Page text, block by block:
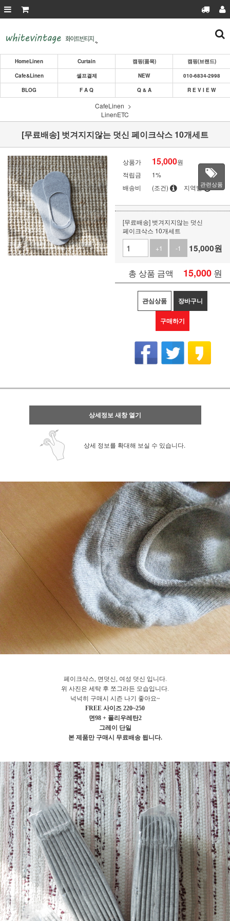
HomeLinen Curtain 캠핑(품목)
캠핑(브랜드)
Cafe&Linen
셀프결제 NEW
010-6834-2998
BLOG
F A Q Q & A R E V I E W
CafeLinen
LinenETC
[무료배송] 벗겨지지않는 덧신 페이크삭스 10개세트
상품가 15,000원
적립금
1%
배송비
(조건) 지역별관련상품
[무료배송] 벗겨지지않는 덧신
페이크삭스 10개세트
+1
-1 15,000원
총 상품 금액 15,000 원
관심상품 장바구니
구매하기
상세정보 새창 열기
상세 정보를 확대해 보실 수 있습니다.
페이크삭스, 면덧신, 여성 덧신 입니다.
위 사진은 세탁 후 쪼그라든 모습입니다.
넉넉히 구매시 시즌 나기 좋아요~
FREE 사이즈 220~250
면98 + 폴리우레탄2
그레이 단일
본 제품만 구매시 무료배송 됩니다.